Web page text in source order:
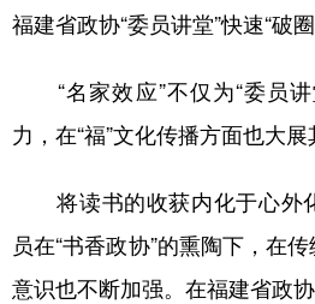
福建省政协“委员讲堂”快速“破圈
“名家效应”不仅为“委员讲
力，在“福”文化传播方面也大展
将读书的收获内化于心外
员在“书香政协”的熏陶下，在
意识也不断加强。在福建省政协